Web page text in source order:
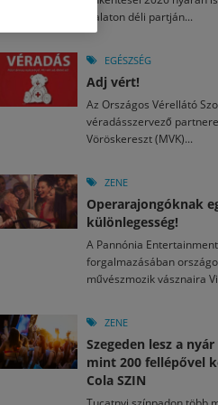
2026. JÚL. 15.
nézők 10 kedvenc filmje 2026
2026. JÚL. 3.
án hozzánk is megérkezik a
2026. JÚL. 29.
a jubileumi Művészetek
ünnep
Fesztivál 2026
egy mese: 30 napos
2026. MÁJ. 11.
László kapta az Artisjus
Balaton déli partján...
EGÉSZSÉG
Adj vért!
Az Országos Vérellátó
véradásszervező
Vöröskereszt (MVK)...
ZENE
Operarajongóknak
különlegesség!
A Pannónia Entertainment
forgalmazásában
művészmozik vásznaira
ZENE
Szegeden lesz a
mint 200 fellépővel
Cola SZIN